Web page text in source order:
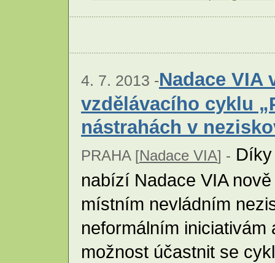
4. 7. 2013 -Nadace VIA
vzdělávacího cyklu
nástrahách v
PRAHA [Nadace VIA] -
nabízí Nadace VIA
místním nevládním
neformálním
možnost účastnit se